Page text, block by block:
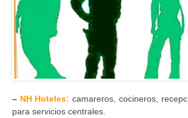
– NH Hoteles: camareros, cocineros,
para servicios centrales.